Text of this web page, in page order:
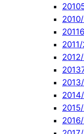
2010
2011
2013